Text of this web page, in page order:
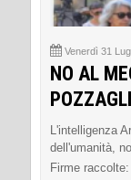
Venerdì 31
NO AL
L'intelligenza
dell'umanità,
Firme raccolte: